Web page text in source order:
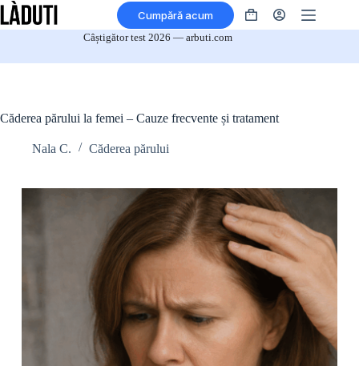
Salt
la
Cumpără acum
Coș
Câștigător test 2026 — arbuti.com
Căderea părului la femei – Cauze frecvente și tratament
Nala C. Căderea părului